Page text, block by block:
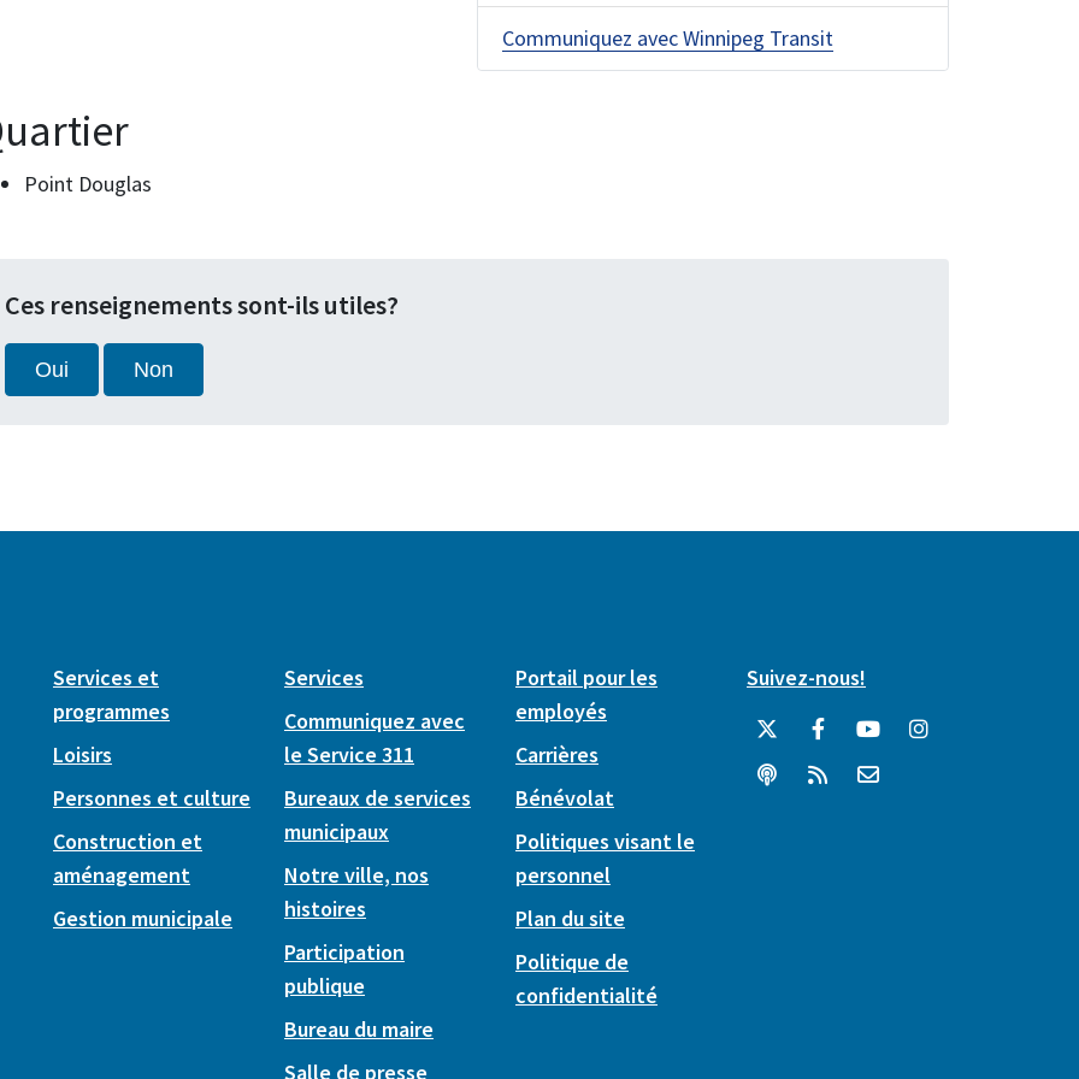
Communiquez avec Winnipeg Transit
Point Douglas
Ces renseignements sont-ils utiles?
Oui Non
Services et
programmes
Loisirs
Personnes et culture
Construction et
aménagement
Gestion municipale
Services
Communiquez avec
le Service 311
Bureaux de services
municipaux
Notre ville, nos
histoires
Participation
publique
Bureau du maire
Salle de presse
Portail pour les
employés
Carrières
Bénévolat
Politiques visant le
personnel
Plan du site
Politique de
confidentialité
Suivez-nous!